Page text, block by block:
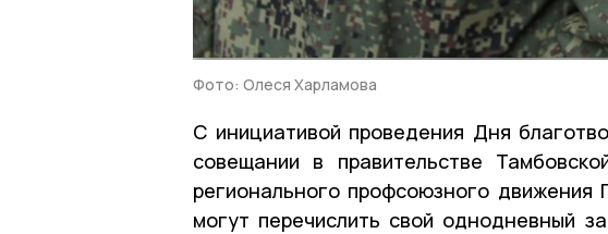
Фото: Олеся Харламова
С инициативой проведения Дня
совещании в правительстве
регионального профсоюзного
могут перечислить свой однодневный